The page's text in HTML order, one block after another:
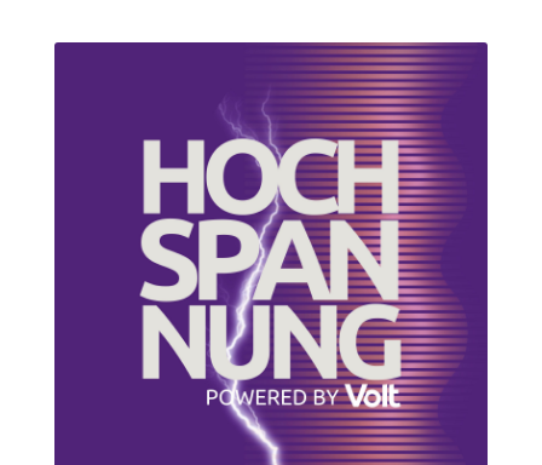
Player